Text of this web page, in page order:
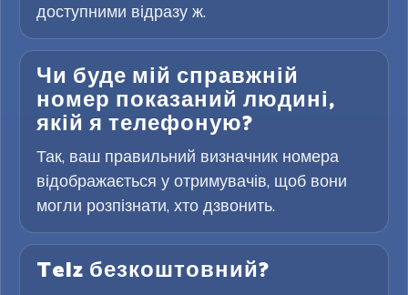
доступними відразу ж.
Чи буде мій справжній
номер показаний людині,
якій я телефоную?
Так, ваш правильний визначник номера
відображається у отримувачів, щоб вони
могли розпізнати, хто дзвонить.
Telz безкоштовний?